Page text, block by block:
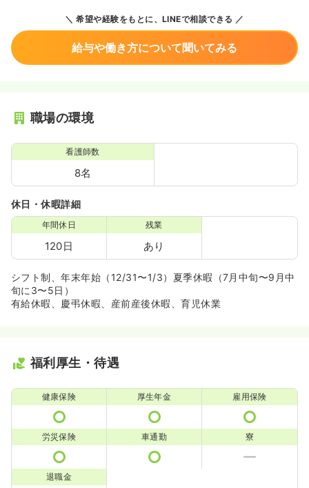
希望や経験をもとに、LINEで相談できる
給与や働き方について聞いてみる
職場の環境
看護師数
8名
休日・休暇詳細
年間休日
120日
残業
あり
シフト制、年末年始（12/31〜1/3）夏季休暇（7月中旬〜9月中
旬に3〜5日）
有給休暇、慶弔休暇、産前産後休暇、育児休業
福利厚生・待遇
健康保険 厚生年金 雇用保険
労災保険 車通勤 寮
退職金